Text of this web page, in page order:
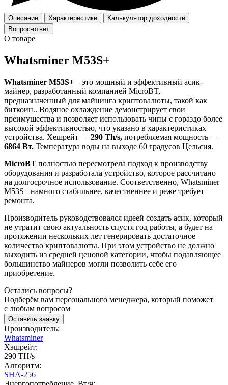
Описание Характеристики
Калькулятор доходности
Вопрос-ответ
О товаре
Whatsminer M53S+
Whatsminer M53S+ – это мощный и эффективный асик-
майнер, разработанный компанией MicroBT,
предназначенный для майнинга криптовалюты, такой как
биткоин.. Водяное охлаждение демонстрирует свои
преимущества и позволяет использовать чипы с гораздо более
высокой эффективностью, что указано в характеристиках
устройства. Хешрейт — 290 Th/s, потребляемая мощность —
6864 Вт. Температура воды на выходе 60 градусов Цельсия.
MicroBT полностью пересмотрела подход к производству
оборудования и разработала устройство, которое рассчитано
на долгосрочное использование. Соответственно, Whatsminer
M53S+ намного стабильнее, качественнее и реже требует
ремонта.
Производитель руководствовался идеей создать асик, который
не утратит свою актуальность спустя год работы, а будет на
протяжении нескольких лет генерировать достаточное
количество криптовалюты. При этом устройство не должно
выходить из средней ценовой категории, чтобы подавляющее
большинство майнеров могли позволить себе его
приобретение.
Остались вопросы?
Подберём вам персонального менеджера, который поможет
с любым вопросом
Оставить заявку
Производитель:
Whatsminer
Хэшрейт:
290 TH/s
Алгоритм:
SHA-256